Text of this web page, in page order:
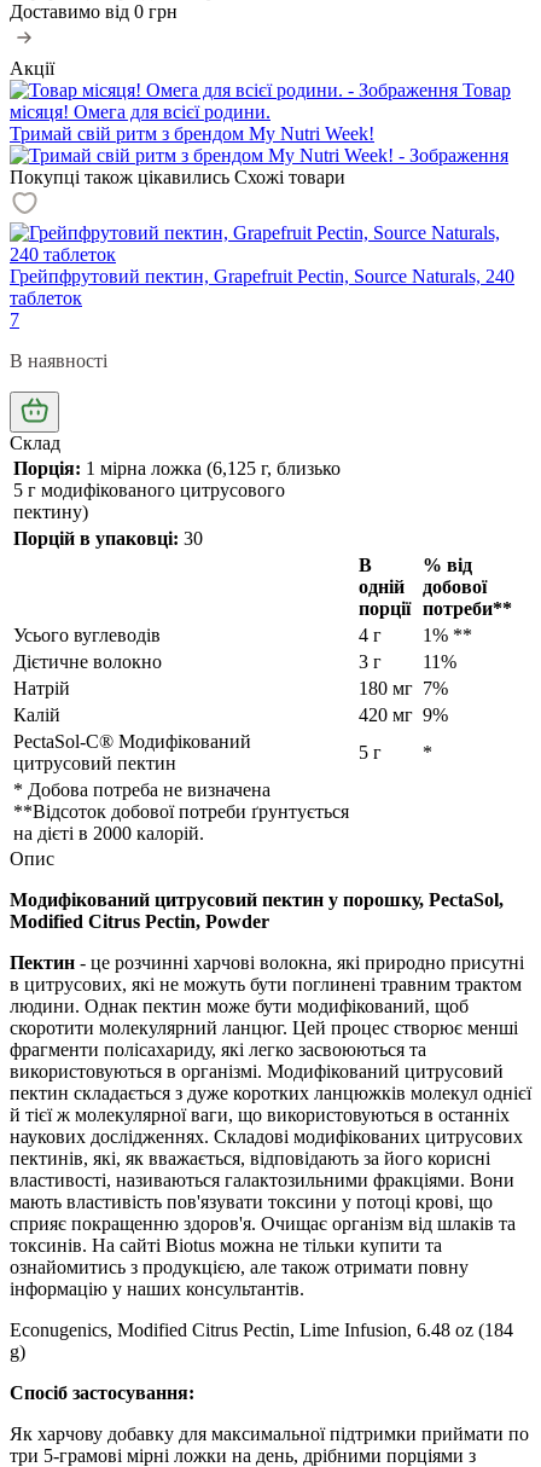
Доставимо від 0 грн
Акції
Товар
місяця! Омега для всієї родини.
Тримай свій ритм з брендом My Nutri Week!
Покупці також цікавились Схожі товари
Грейпфрутовий пектин, Grapefruit Pectin, Source Naturals, 240
таблеток
7
В наявності
Склад
Порція: 1 мірна ложка (6,125 г, близько
5 г модифікованого цитрусового
пектину)
Порцій в упаковці: 30
В
одній
порції
% від
добової
потреби**
Усього вуглеводів
4 г
1% **
Дієтичне волокно
3 г
11%
Натрій
180 мг 7%
Калій
420 мг 9%
PectaSol-C® Модифікований
цитрусовий пектин
5 г
*
* Добова потреба не визначена
**Відсоток добової потреби ґрунтується
на дієті в 2000 калорій.
Опис
Модифікований цитрусовий пектин у порошку, PectaSol,
Modified Citrus Pectin, Powder
Пектин - це розчинні харчові волокна, які природно присутні
в цитрусових, які не можуть бути поглинені травним трактом
людини. Однак пектин може бути модифікований, щоб
скоротити молекулярний ланцюг. Цей процес створює менші
фрагменти полісахариду, які легко засвоюються та
використовуються в організмі. Модифікований цитрусовий
пектин складається з дуже коротких ланцюжків молекул однієї
й тієї ж молекулярної ваги, що використовуються в останніх
наукових дослідженнях. Складові модифікованих цитрусових
пектинів, які, як вважається, відповідають за його корисні
властивості, називаються галактозильними фракціями. Вони
мають властивість пов'язувати токсини у потоці крові, що
сприяє покращенню здоров'я. Очищає організм від шлаків та
токсинів. На сайті Biotus можна не тільки купити та
ознайомитись з продукцією, але також отримати повну
інформацію у наших консультантів.
Econugenics, Modified Citrus Pectin, Lime Infusion, 6.48 oz (184
g)
Спосіб застосування:
Як харчову добавку для максимальної підтримки приймати по
три 5-грамові мірні ложки на день, дрібними порціями з